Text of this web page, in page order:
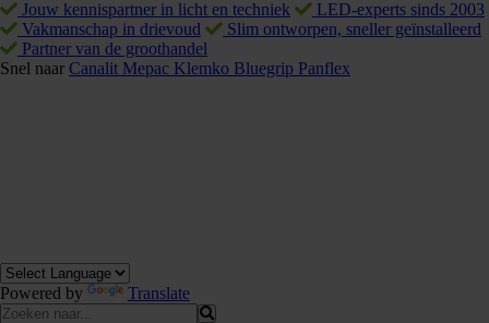
Jouw kennispartner in licht en techniek
LED-experts sinds 2003
Vakmanschap in drievoud
Slim ontworpen, sneller geïnstalleerd
Partner van de groothandel
Snel naar Canalit Mepac Klemko Bluegrip Panflex
Powered by Translate